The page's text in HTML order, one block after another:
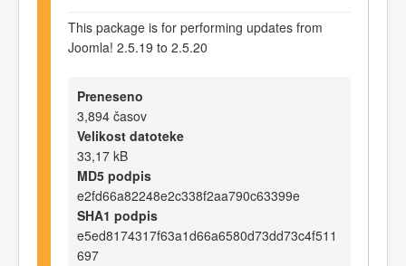
This package is for performing updates from
Joomla! 2.5.19 to 2.5.20
Preneseno
3,894 časov
Velikost datoteke
33,17 kB
MD5 podpis
e2fd66a82248e2c338f2aa790c63399e
SHA1 podpis
e5ed8174317f63a1d66a6580d73dd73c4f511
697